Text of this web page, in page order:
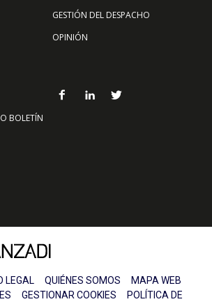
GESTIÓN DEL DESPACHO
OPINIÓN
BOLETÍN
LEGAL QUIÉNES SOMOS
MAPA WEB
GESTIONAR COOKIES
POLÍTICA DE